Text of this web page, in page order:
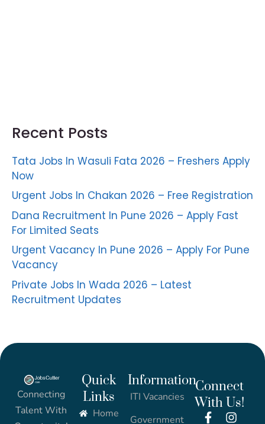
Recent Posts
Tata Jobs In Wasuli Fata 2026 – Freshers Apply
Now
Urgent Jobs In Chakan 2026 – Free Registration
Dana Recruitment In Pune 2026 – Apply Fast
For Limited Seats
Urgent Vacancy In Pune 2026 – Apply For Pune
Vacancy
Private Jobs In Wada 2026 – Latest
Recruitment Updates
Connecting
Talent With
Quick
Links
Home
Information
ITI Vacancies
Government
Connect
With Us!